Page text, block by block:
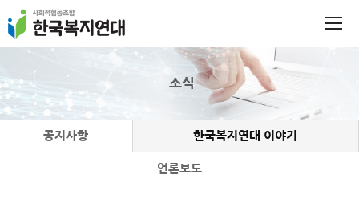
소식
공지사항 한국복지연대 이야기
언론보도